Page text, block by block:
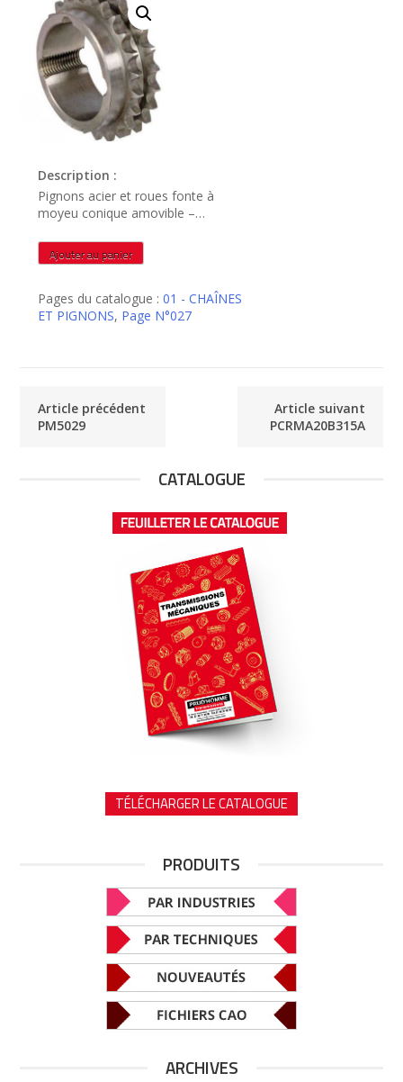
Description :
Pignons acier et roues fonte à
moyeu conique amovible –
quantité
de
Ajouter au panier
Pages du catalogue :01 - CHAÎNES
ET PIGNONS, Page N°027
Article précédent
PM5029
Article suivant
PCRMA20B315A
CATALOGUE
TÉLÉCHARGER LE CATALOGUE
PRODUITS
ARCHIVES